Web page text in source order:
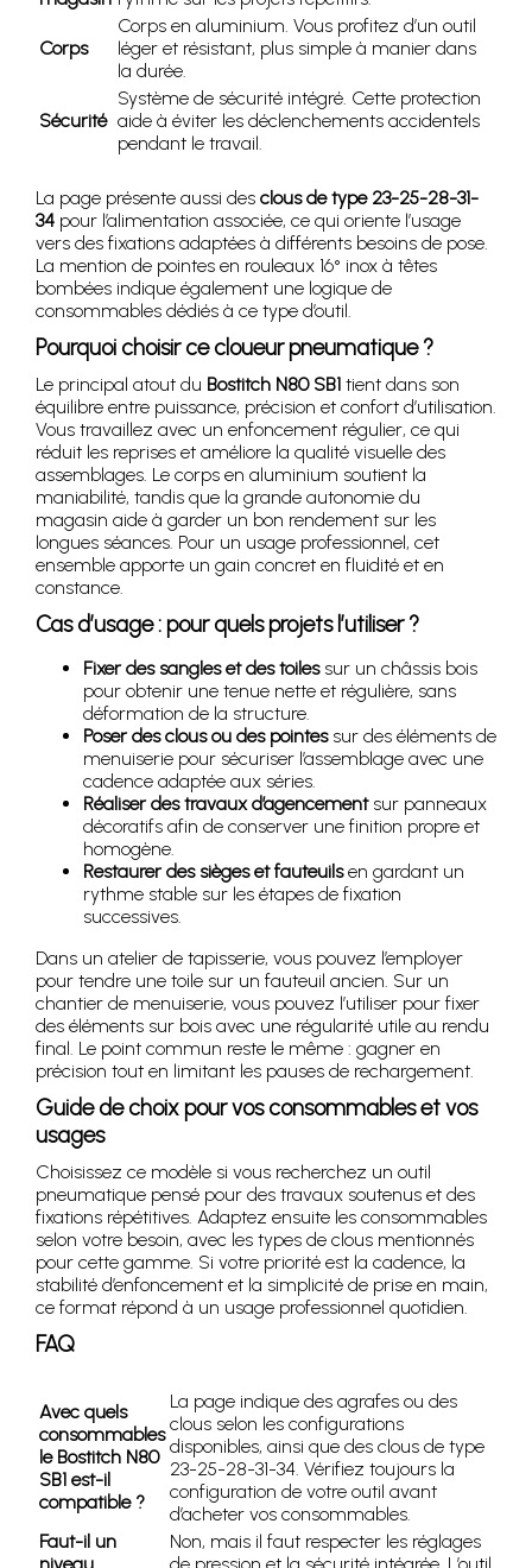
Corps
Corps en aluminium. Vous profitez d’un outil
léger et résistant, plus simple à manier dans
la durée.
Sécurité
Système de sécurité intégré. Cette protection
aide à éviter les déclenchements accidentels
pendant le travail.
La page présente aussi des clous de type 23-25-28-31-
34 pour l’alimentation associée, ce qui oriente l’usage
vers des fixations adaptées à différents besoins de pose.
La mention de pointes en rouleaux 16° inox à têtes
bombées indique également une logique de
consommables dédiés à ce type d’outil.
Pourquoi choisir ce cloueur pneumatique ?
Le principal atout du Bostitch N80 SB1 tient dans son
équilibre entre puissance, précision et confort d’utilisation.
Vous travaillez avec un enfoncement régulier, ce qui
réduit les reprises et améliore la qualité visuelle des
assemblages. Le corps en aluminium soutient la
maniabilité, tandis que la grande autonomie du
magasin aide à garder un bon rendement sur les
longues séances. Pour un usage professionnel, cet
ensemble apporte un gain concret en fluidité et en
constance.
Cas d’usage : pour quels projets l’utiliser ?
Fixer des sangles et des toilessur un châssis bois
pour obtenir une tenue nette et régulière, sans
déformation de la structure.
Poser des clous ou des pointessur des éléments de
menuiserie pour sécuriser l’assemblage avec une
cadence adaptée aux séries.
Réaliser des travaux d’agencementsur panneaux
décoratifs afin de conserver une finition propre et
homogène.
Restaurer des sièges et fauteuilsen gardant un
rythme stable sur les étapes de fixation
successives.
Dans un atelier de tapisserie, vous pouvez l’employer
pour tendre une toile sur un fauteuil ancien. Sur un
chantier de menuiserie, vous pouvez l’utiliser pour fixer
des éléments sur bois avec une régularité utile au rendu
final. Le point commun reste le même : gagner en
précision tout en limitant les pauses de rechargement.
Guide de choix pour vos consommables et vos
usages
Choisissez ce modèle si vous recherchez un outil
pneumatique pensé pour des travaux soutenus et des
fixations répétitives. Adaptez ensuite les consommables
selon votre besoin, avec les types de clous mentionnés
pour cette gamme. Si votre priorité est la cadence, la
stabilité d’enfoncement et la simplicité de prise en main,
ce format répond à un usage professionnel quotidien.
FAQ
Avec quels
consommables
le Bostitch N80
SB1 est-il
compatible ?
La page indique des agrafes ou des
clous selon les configurations
disponibles, ainsi que des clous de type
23-25-28-31-34. Vérifiez toujours la
configuration de votre outil avant
d’acheter vos consommables.
Faut-il un
Non, mais il faut respecter les réglages